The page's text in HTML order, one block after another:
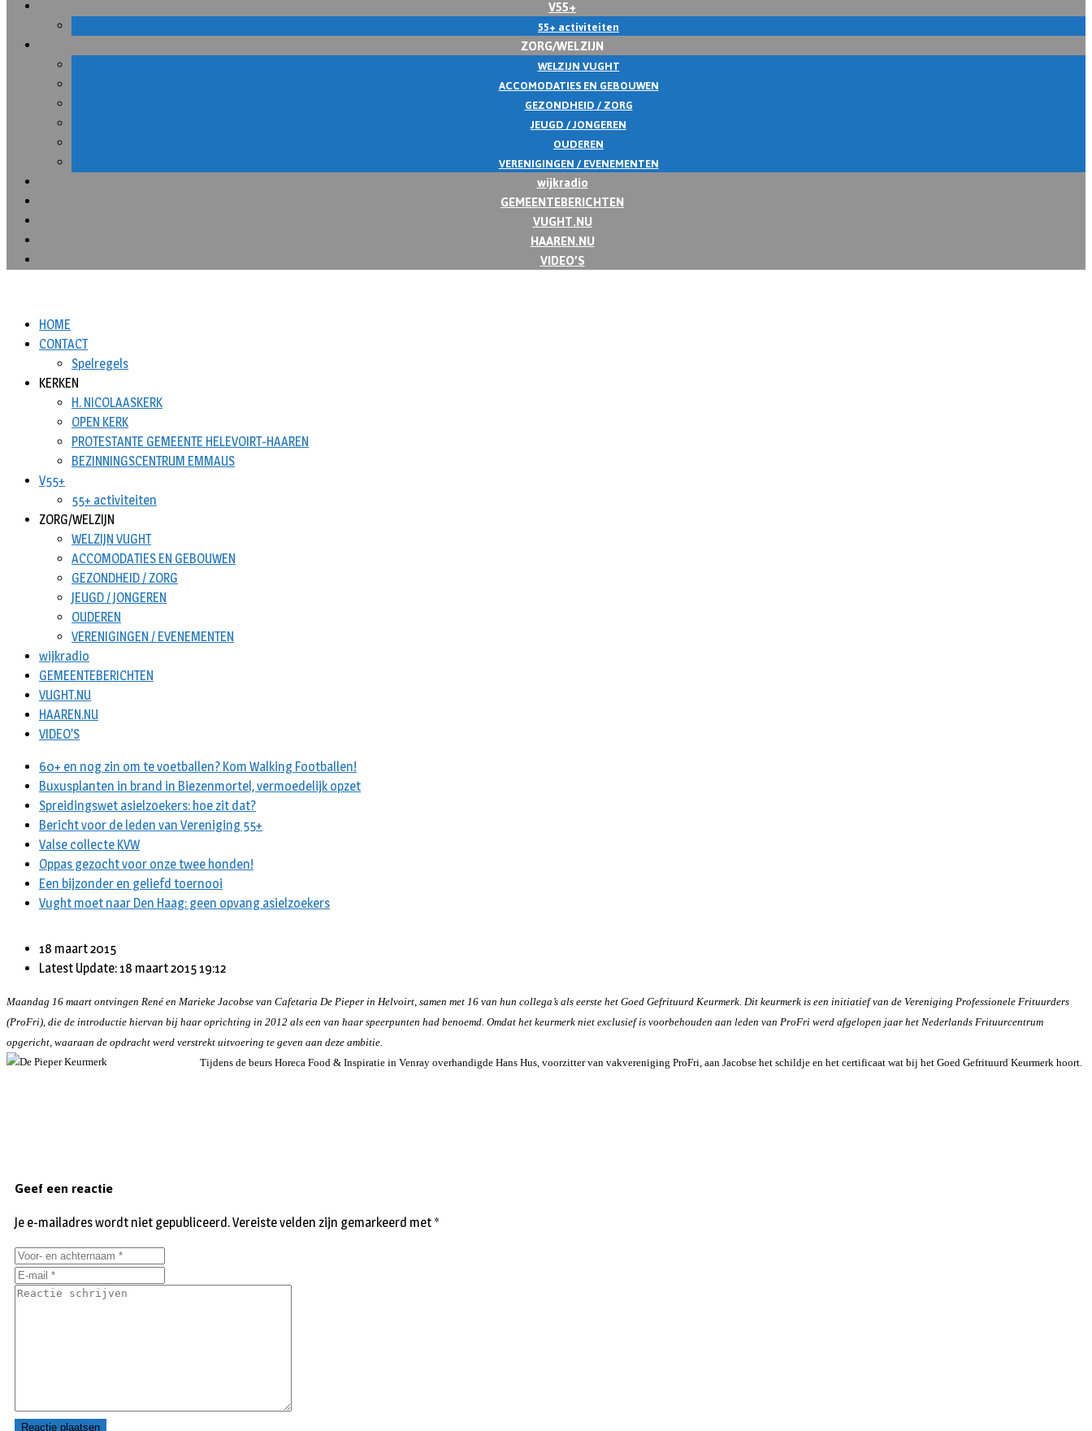
V55+
55+ activiteiten
ZORG/WELZIJN
WELZIJN VUGHT
ACCOMODATIES EN GEBOUWEN
GEZONDHEID / ZORG
JEUGD / JONGEREN
OUDEREN
VERENIGINGEN / EVENEMENTEN
wijkradio
GEMEENTEBERICHTEN
VUGHT.NU
HAAREN.NU
VIDEO’S
HOME
CONTACT
Spelregels
KERKEN
H. NICOLAASKERK
OPEN KERK
PROTESTANTE GEMEENTE HELEVOIRT-HAAREN
BEZINNINGSCENTRUM EMMAUS
V55+
55+ activiteiten
ZORG/WELZIJN
WELZIJN VUGHT
ACCOMODATIES EN GEBOUWEN
GEZONDHEID / ZORG
JEUGD / JONGEREN
OUDEREN
VERENIGINGEN / EVENEMENTEN
wijkradio
GEMEENTEBERICHTEN
VUGHT.NU
HAAREN.NU
VIDEO’S
60+ en nog zin om te voetballen? Kom Walking Footballen!
Buxusplanten in brand in Biezenmortel, vermoedelijk opzet
Spreidingswet asielzoekers: hoe zit dat?
Bericht voor de leden van Vereniging 55+
Valse collecte KVW
Oppas gezocht voor onze twee honden!
Een bijzonder en geliefd toernooi
Vught moet naar Den Haag: geen opvang asielzoekers
18 maart 2015
Latest Update: 18 maart 2015 19:12
Maandag 16 maart ontvingen René en Marieke Jacobse van Cafetaria De Pieper in Helvoirt, samen met 16 van hun collega’s als eerste het Goed Gefrituurd Keurmerk. Dit keurmerk is een initiatief van de Vereniging Professionele Frituurders
(ProFri), die de introductie hiervan bij haar oprichting in 2012 als een van haar speerpunten had benoemd. Omdat het keurmerk niet exclusief is voorbehouden aan leden van ProFri werd afgelopen jaar het Nederlands Frituurcentrum
opgericht, waaraan de opdracht werd verstrekt uitvoering te geven aan deze ambitie.
Tijdens de beurs Horeca Food & Inspiratie in Venray overhandigde Hans Hus, voorzitter van vakvereniging ProFri, aan Jacobse het schildje en het certificaat wat bij het Goed Gefrituurd Keurmerk hoort.
Geef een reactie
Je e-mailadres wordt niet gepubliceerd.Vereiste velden zijn gemarkeerd met *